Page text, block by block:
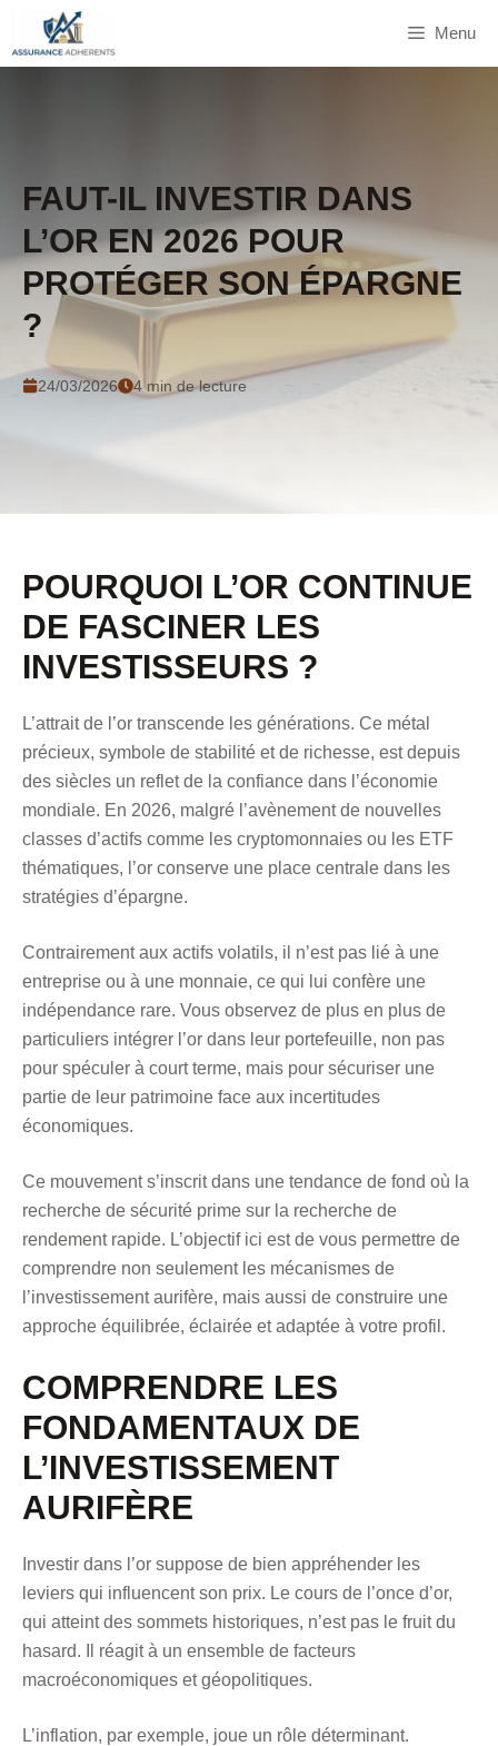
contenu
Menu
FAUT-IL INVESTIR DANS
L’OR EN 2026 POUR
PROTÉGER SON ÉPARGNE
?
24/03/2026 4 min de lecture
POURQUOI L’OR CONTINUE
DE FASCINER LES
INVESTISSEURS ?
L’attrait de l’or transcende les générations. Ce métal
précieux, symbole de stabilité et de richesse, est depuis
des siècles un reflet de la confiance dans l’économie
mondiale. En 2026, malgré l’avènement de nouvelles
classes d’actifs comme les cryptomonnaies ou les ETF
thématiques, l’or conserve une place centrale dans les
stratégies d’épargne.
Contrairement aux actifs volatils, il n’est pas lié à une
entreprise ou à une monnaie, ce qui lui confère une
indépendance rare. Vous observez de plus en plus de
particuliers intégrer l’or dans leur portefeuille, non pas
pour spéculer à court terme, mais pour sécuriser une
partie de leur patrimoine face aux incertitudes
économiques.
Ce mouvement s’inscrit dans une tendance de fond où la
recherche de sécurité prime sur la recherche de
rendement rapide. L’objectif ici est de vous permettre de
comprendre non seulement les mécanismes de
l’investissement aurifère, mais aussi de construire une
approche équilibrée, éclairée et adaptée à votre profil.
COMPRENDRE LES
FONDAMENTAUX DE
L’INVESTISSEMENT
AURIFÈRE
Investir dans l’or suppose de bien appréhender les
leviers qui influencent son prix. Le cours de l’once d’or,
qui atteint des sommets historiques, n’est pas le fruit du
hasard. Il réagit à un ensemble de facteurs
macroéconomiques et géopolitiques.
L’inflation, par exemple, joue un rôle déterminant.